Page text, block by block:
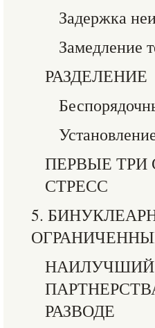
Задержка
Замедление
РАЗДЕЛЕНИЕ
ПЕРВЫЕ
СТРЕСС
5.
НАИЛУЧШИЙ
РАЗВОДЕ